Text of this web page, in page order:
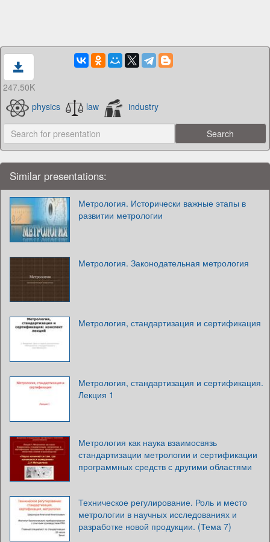
247.50K
physics
law industry
Similar presentations:
Метрология. Исторически важные этапы в
развитии метрологии
Метрология. Законодательная метрология
Метрология, стандартизация и сертификация
Метрология, стандартизация и сертификация.
Лекция 1
Метрология как наука взаимосвязь
стандартизации метрологии и сертификации
программных средств с другими областями
Техническое регулирование. Роль и место
метрологии в научных исследованиях и
разработке новой продукции. (Тема 7)